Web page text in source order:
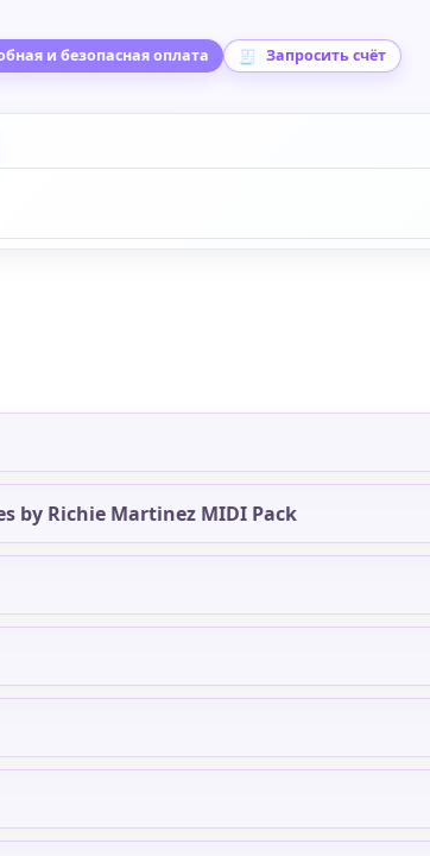
и безопасная оплата Запросить счёт
by Richie Martinez MIDI Pack